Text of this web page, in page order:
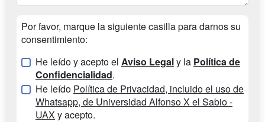
Por favor, marque la siguiente casilla para darnos su
consentimiento:
He leído y acepto el Aviso Legaly la Política de
Confidencialidad.
He leído Política de Privacidad, incluido el uso de
Whatsapp, de Universidad Alfonso X el Sabio -
UAX y acepto.